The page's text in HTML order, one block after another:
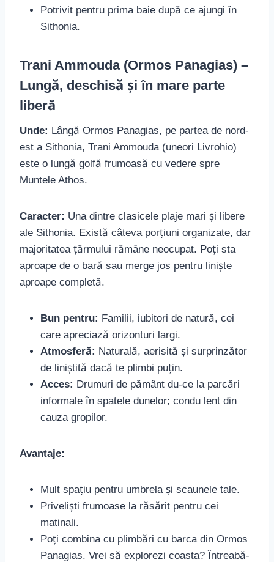
Potrivit pentru prima baie după ce ajungi în
Sithonia.
Trani Ammouda (Ormos Panagias) –
Lungă, deschisă și în mare parte
liberă
Unde: Lângă Ormos Panagias, pe partea de nord-
est a Sithonia, Trani Ammouda (uneori Livrohio)
este o lungă golfă frumoasă cu vedere spre
Muntele Athos.
Caracter: Una dintre clasicele plaje mari și libere
ale Sithonia. Există câteva porțiuni organizate, dar
majoritatea țărmului rămâne neocupat. Poți sta
aproape de o bară sau merge jos pentru liniște
aproape completă.
Bun pentru: Familii, iubitori de natură, cei
care apreciază orizonturi largi.
Atmosferă: Naturală, aerisită și surprinzător
de liniștită dacă te plimbi puțin.
Acces: Drumuri de pământ du‑ce la parcări
informale în spatele dunelor; condu lent din
cauza gropilor.
Avantaje:
Mult spațiu pentru umbrela și scaunele tale.
Priveliști frumoase la răsărit pentru cei
matinali.
Poți combina cu plimbări cu barca din Ormos
Panagias. Vrei să explorezi coasta? Întreabă-